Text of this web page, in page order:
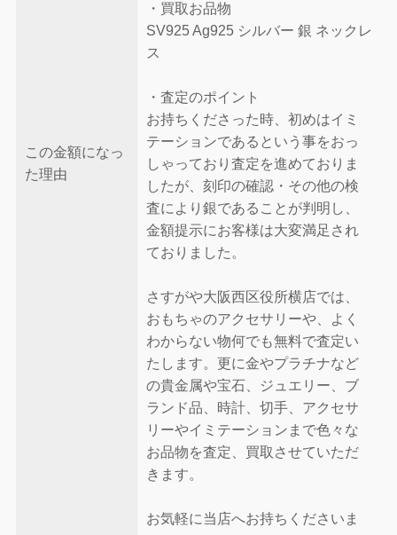
この金額になっ
た理由
・買取お品物
SV925 Ag925 シルバー 銀 ネックレ
ス
・査定のポイント
お持ちくださった時、初めはイミ
テーションであるという事をおっ
しゃっており査定を進めておりま
したが、刻印の確認・その他の検
査により銀であることが判明し、
金額提示にお客様は大変満足され
ておりました。
さすがや大阪西区役所横店では、
おもちゃのアクセサリーや、よく
わからない物何でも無料で査定い
たします。更に金やプラチナなど
の貴金属や宝石、ジュエリー、ブ
ランド品、時計、切手、アクセサ
リーやイミテーションまで色々な
お品物を査定、買取させていただ
きます。
お気軽に当店へお持ちくださいま